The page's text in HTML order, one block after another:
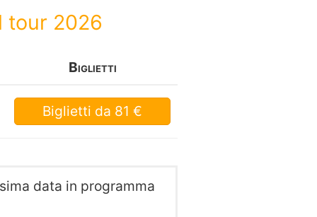
tour 2026
Biglietti
Biglietti da 81 €
data in programma